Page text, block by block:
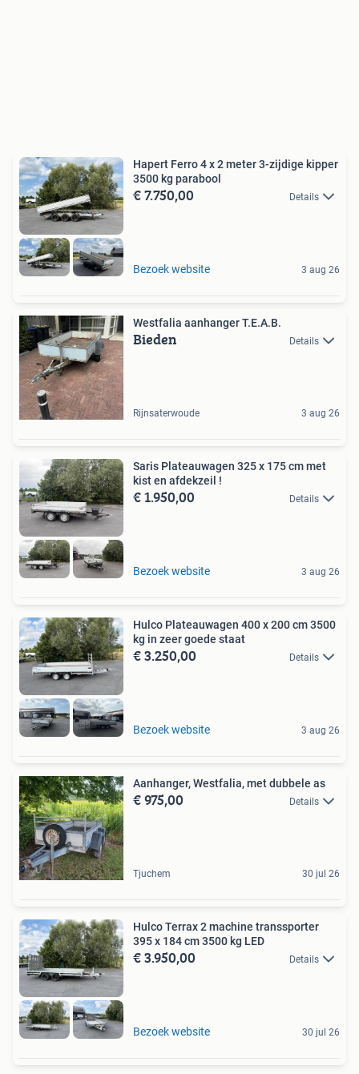
Hapert Ferro 4 x 2 meter 3-zijdige kipper
3500 kg parabool
€ 7.750,00 Details
Bezoek website 3 aug 26
Westfalia aanhanger T.E.A.B.
Bieden Details
Rijnsaterwoude 3 aug 26
Saris Plateauwagen 325 x 175 cm met
kist en afdekzeil !
€ 1.950,00 Details
Bezoek website 3 aug 26
Hulco Plateauwagen 400 x 200 cm 3500
kg in zeer goede staat
€ 3.250,00 Details
Bezoek website 3 aug 26
Aanhanger, Westfalia, met dubbele as
€ 975,00 Details
Tjuchem 30 jul 26
Hulco Terrax 2 machine transsporter
395 x 184 cm 3500 kg LED
€ 3.950,00 Details
Bezoek website 30 jul 26